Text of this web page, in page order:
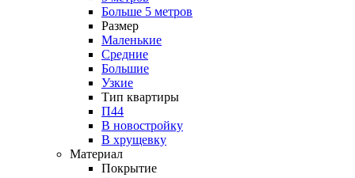
Больше 5 метров
Размер
Маленькие
Средние
Большие
Узкие
Тип квартиры
П44
В новостройку
В хрущевку
Материал
Покрытие